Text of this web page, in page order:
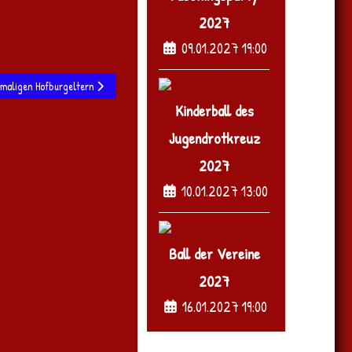
bei unseren ehemaligen Hofburgeltern
Hofburgeltern
2027
09.01.2027 19:00
Kinderball des
Jugendrotkreuz
2027
10.01.2027 13:00
Ball der Vereine
2027
16.01.2027 19:00